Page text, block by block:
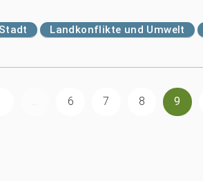
Stadt Landkonflikte und Umwelt
6 7 8 9